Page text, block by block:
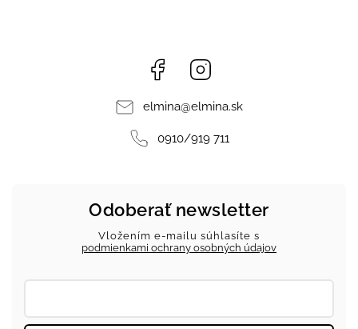
Facebook
elmina@elmina.sk
0910/919 711
Odoberať newsletter
Vložením e-mailu súhlasíte s
podmienkami ochrany osobných údajov